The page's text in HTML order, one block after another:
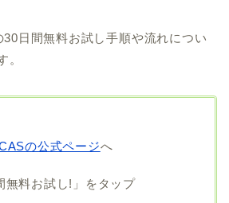
日間無料お試し手順や流れについ
。
の公式ページへ
無料お試し!」をタップ